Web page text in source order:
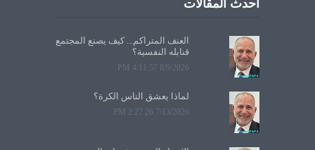
أحدث المقالات
العنف المتراكم... كيف يصنع المجتمع
قنابله النفسية؟
8/9/2026 4:11:57 PM
لماذا يعشق الناس الكرة؟
7/13/2026 2:27:26 PM